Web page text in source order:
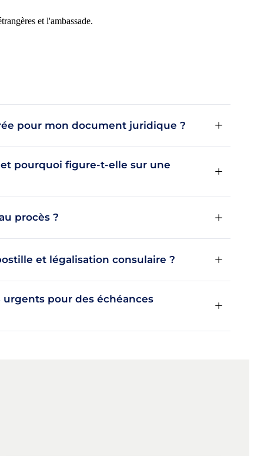
et l'ambassade.
pour mon document juridique ?
pourquoi figure-t-elle sur une
procès ?
et légalisation consulaire ?
urgents pour des échéances